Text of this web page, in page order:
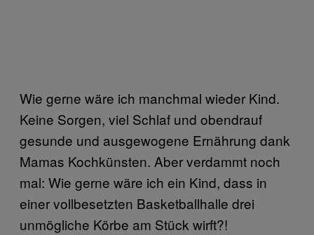
Wie gerne wäre ich manchmal wieder Kind.
Keine Sorgen, viel Schlaf und obendrauf
gesunde und ausgewogene Ernährung dank
Mamas Kochkünsten. Aber verdammt noch
mal: Wie gerne wäre ich ein Kind, dass in
einer vollbesetzten Basketballhalle drei
unmögliche Körbe am Stück wirft?!